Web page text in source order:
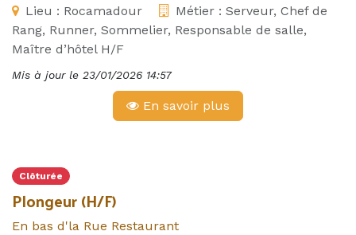
Lieu : Rocamadour Métier : Serveur, Chef de
Rang, Runner, Sommelier, Responsable de salle,
Maître d’hôtel H/F
Mis à jour le 23/01/2026 14:57
En savoir plus
Clôturée
Plongeur (H/F)
En bas d'la Rue Restaurant